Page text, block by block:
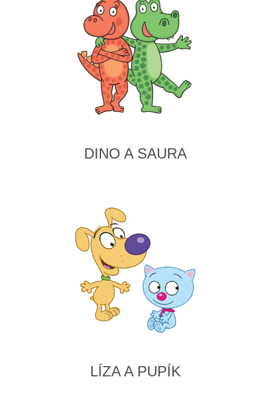
DINO A SAURA
LÍZA A PUPÍK